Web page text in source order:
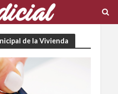
de la Vivienda